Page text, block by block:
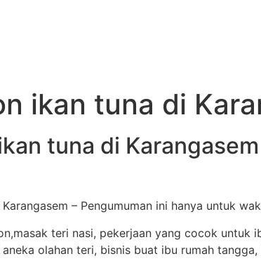
ikan tuna di
tuna di Karangasem
– Pengumuman ini hanya untuk